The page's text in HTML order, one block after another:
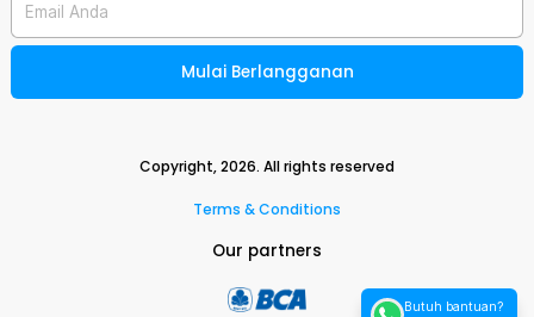
Email Anda
Mulai Berlangganan
Copyright,2026. All rights reserved
Terms & Conditions
Our partners
Butuh bantuan?